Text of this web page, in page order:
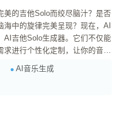
的吉他Solo而绞尽脑汁？是否
中的旋律完美呈现？现在，AI
AI吉他Solo生成器。它们不仅能
进行个性化定制，让你的音乐
内生成多种不同风格的Solo，
AI音乐生成